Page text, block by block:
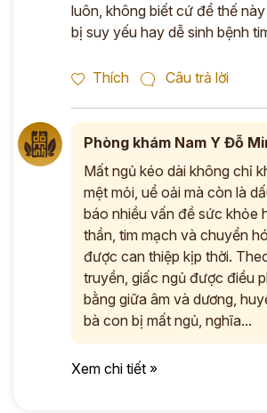
luôn, không biết cứ để thế
bị suy yếu hay dễ sinh bệnh
Thích Câu trả lời
Phòng khám Nam Y Đỗ
Mất ngủ kéo dài không chỉ
mệt mỏi, uể oải mà còn là
báo nhiều vấn đề sức khỏe
thần, tim mạch và chuyển
được can thiệp kịp thời.
truyền, giấc ngủ được điều
bằng giữa âm và dương,
bà con bị mất ngủ, nghĩa...
Xem chi tiết »